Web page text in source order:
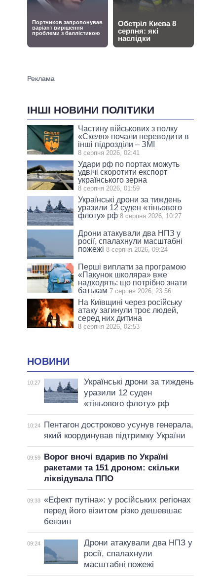
ІНШІ НОВИНИ ПОЛІТИКИ
Частину військових з полку
«Скеля» почали переводити в
інші підрозділи – ЗМІ
8 серпня 2026, 02:41
Удари рф по портах можуть
удвічі скоротити експорт
українського зерна
8 серпня 2026, 01:59
Українські дрони за тиждень
уразили 12 суден «тіньового
флоту» рф 8 серпня 2026, 10:27
Дрони атакували два НПЗ у
росії, спалахнули масштабні
пожежі 8 серпня 2026, 09:24
Перші виплати за програмою
«Пакунок школяра» вже
надходять: що потрібно знати
батькам 7 серпня 2026, 23:56
На Київщині через російську
атаку загинули троє людей,
серед них дитина
8 серпня 2026, 02:53
НОВИНИ
10:27
Українські дрони за тиждень
уразили 12 суден
«тіньового флоту» рф
10:24
Пентагон достроково усунув генерала,
який координував підтримку України
09:59
Ворог вночі вдарив по Україні
ракетами та 151 дроном: скільки
ліквідувала ППО
09:33 «Ефект путіна»: у російських регіонах
перед його візитом різко дешевшає
бензин
09:24
Дрони атакували два НПЗ у
росії, спалахнули
масштабні пожежі